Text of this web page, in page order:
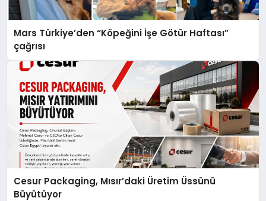
Mars Türkiye’den “Köpeğini İşe Götür Haftası”
çağrısı
Cesur Packaging, Mısır’daki Üretim Üssünü
Büyütüyor